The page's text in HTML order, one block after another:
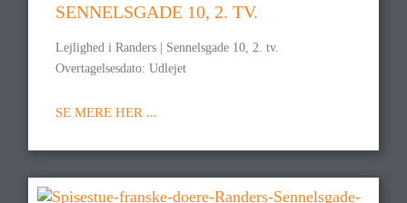
SENNELSGADE 10, 2. TV.
Lejlighed i Randers | Sennelsgade 10, 2. tv.
Overtagelsesdato: Udlejet
SE MERE HER ...